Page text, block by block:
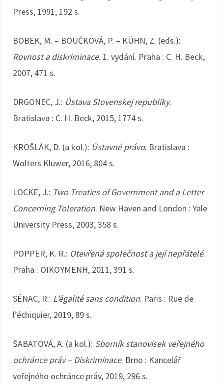
Press, 1991, 192 s.
BOBEK, M. – BOUČKOVÁ, P. – KÜHN, Z. (eds.):
Rovnost a diskriminace. 1. vydání. Praha : C. H. Beck,
2007, 471 s.
DRGONEC, J.: Ústava Slovenskej republiky.
Bratislava : C. H. Beck, 2015, 1774 s.
KROŠLÁK, D. (a kol.): Ústavné právo. Bratislava :
Wolters Kluwer, 2016, 804 s.
LOCKE, J.: Two Treaties of Government and a Letter
Concerning Toleration. New Haven and London : Yale
University Press, 2003, 358 s.
POPPER, K. R.: Otevřená společnost a její nepřátelé.
Praha : OIKOYMENH, 2011, 391 s.
SÉNAC, R.: L’égalité sans condition. Paris : Rue de
l’échiquier, 2019, 89 s.
ŠABATOVÁ, A. (a kol.): Sborník stanovisek veřejného
ochránce práv – Diskriminace. Brno : Kancelář
veřejného ochránce práv, 2019, 296 s.